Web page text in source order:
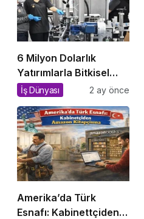
6 Milyon Dolarlık
Yatırımlarla Bitkisel
İthalata Savaş Açan
İş Dünyası 2 ay önce
Amerika’da Türk
Esnafı: Kabinettçiden